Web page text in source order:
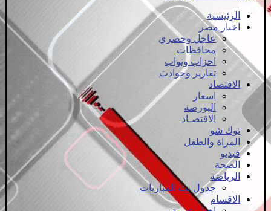
الرئيسية
اخبار مصر
عاجل وحصري
محافظات
احزاب ونواب
تقارير وحوادث
الاقتصاد
اسعار
البورصة
الاقتصـاد
توك شو
المراة والطفل
فيديو
الصحة
الرياضة
جدول بث المباريات
الاقسام